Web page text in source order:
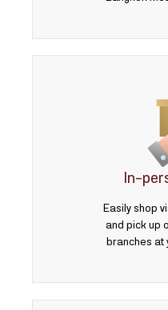
In-
Easily shop
and pick up
branches at